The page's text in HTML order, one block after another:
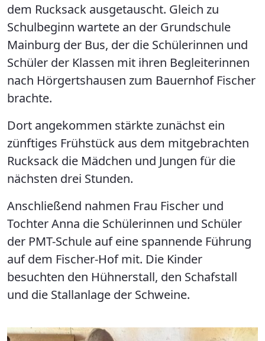
dem Rucksack ausgetauscht. Gleich zu
Schulbeginn wartete an der Grundschule
Mainburg der Bus, der die Schülerinnen und
Schüler der Klassen mit ihren Begleiterinnen
nach Hörgertshausen zum Bauernhof Fischer
brachte.
Dort angekommen stärkte zunächst ein
zünftiges Frühstück aus dem mitgebrachten
Rucksack die Mädchen und Jungen für die
nächsten drei Stunden.
Anschließend nahmen Frau Fischer und
Tochter Anna die Schülerinnen und Schüler
der PMT-Schule auf eine spannende Führung
auf dem Fischer-Hof mit. Die Kinder
besuchten den Hühnerstall, den Schafstall
und die Stallanlage der Schweine.